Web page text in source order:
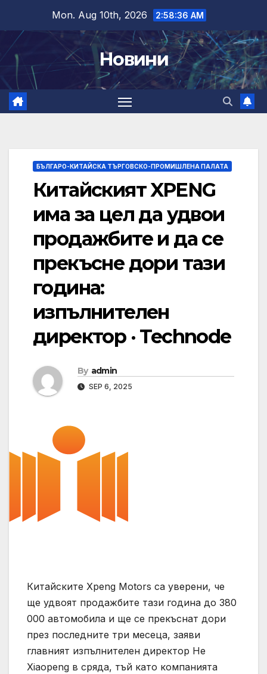
content
Mon. Aug 10th, 2026 2:58:37 AM
Новини
БЪЛГАРО-КИТАЙСКА ТЪРГОВСКО-ПРОМИШЛЕНА ПАЛАТА
Китайският XPENG
има за цел да удвои
продажбите и да се
прекъсне дори тази
година:
изпълнителен
директор · Technode
By admin
SEP 6, 2025
Китайските Xpeng Motors са уверени, че
ще удвоят продажбите тази година до 380
000 автомобила и ще се прекъснат дори
през последните три месеца, заяви
главният изпълнителен директор He
Xiaopeng в сряда, тъй като компанията